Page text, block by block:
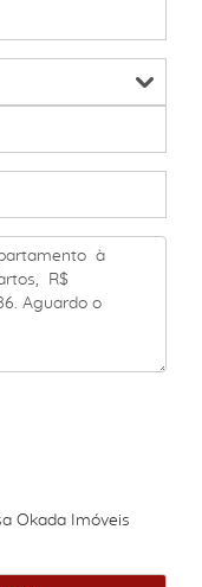
Okada Imóveis